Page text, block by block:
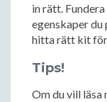
in rätt.
egenskaper
hitta rätt kit
Tips!
Om du vill läsa